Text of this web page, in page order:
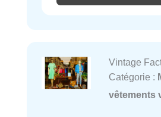
Vintage
Catégorie :
vêtements